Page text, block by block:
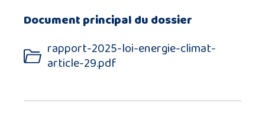
Document principal du dossier
rapport-2025-loi-energie-climat-
article-29.pdf